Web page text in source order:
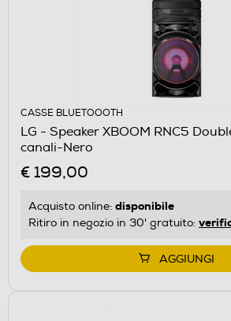
CASSE BLUETOOOTH
LG - Speaker XBOOM RNC5
canali-Nero
€ 199,00
Acquisto online: disponibile
Ritiro in negozio in 30' gratuito:
AGGIUNGI